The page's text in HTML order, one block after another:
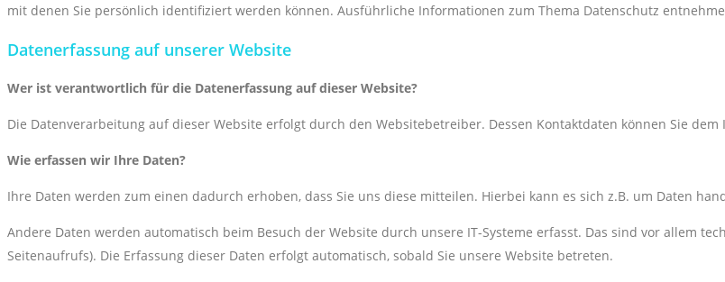
mit denen Sie persönlich identifiziert werden können. Ausführliche Informationen zum Thema Datenschutz
Datenerfassung auf unserer Website
Wer ist verantwortlich für die Datenerfassung auf dieser Website?
Die Datenverarbeitung auf dieser Website erfolgt durch den Websitebetreiber. Dessen Kontaktdaten können Sie
Wie erfassen wir Ihre Daten?
Ihre Daten werden zum einen dadurch erhoben, dass Sie uns diese mitteilen. Hierbei kann es sich z.B. um Daten
Andere Daten werden automatisch beim Besuch der Website durch unsere IT-Systeme erfasst. Das sind vor allem
Seitenaufrufs). Die Erfassung dieser Daten erfolgt automatisch, sobald Sie unsere Website betreten.